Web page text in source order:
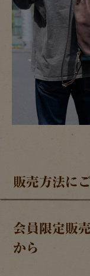
販売方法に
会員限定販
から